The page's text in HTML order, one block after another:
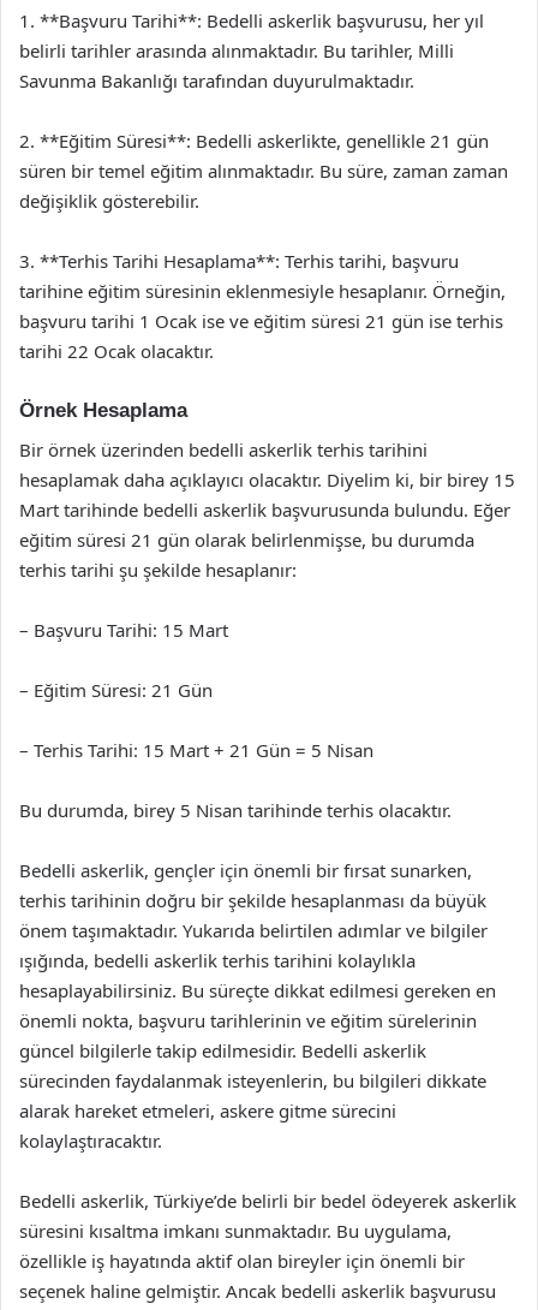
1. **Başvuru Tarihi**: Bedelli askerlik başvurusu, her yıl
belirli tarihler arasında alınmaktadır. Bu tarihler, Milli
Savunma Bakanlığı tarafından duyurulmaktadır.
2. **Eğitim Süresi**: Bedelli askerlikte, genellikle 21 gün
süren bir temel eğitim alınmaktadır. Bu süre, zaman zaman
değişiklik gösterebilir.
3. **Terhis Tarihi Hesaplama**: Terhis tarihi, başvuru
tarihine eğitim süresinin eklenmesiyle hesaplanır. Örneğin,
başvuru tarihi 1 Ocak ise ve eğitim süresi 21 gün ise terhis
tarihi 22 Ocak olacaktır.
Örnek Hesaplama
Bir örnek üzerinden bedelli askerlik terhis tarihini
hesaplamak daha açıklayıcı olacaktır. Diyelim ki, bir birey 15
Mart tarihinde bedelli askerlik başvurusunda bulundu. Eğer
eğitim süresi 21 gün olarak belirlenmişse, bu durumda
terhis tarihi şu şekilde hesaplanır:
– Başvuru Tarihi: 15 Mart
– Eğitim Süresi: 21 Gün
– Terhis Tarihi: 15 Mart + 21 Gün = 5 Nisan
Bu durumda, birey 5 Nisan tarihinde terhis olacaktır.
Bedelli askerlik, gençler için önemli bir fırsat sunarken,
terhis tarihinin doğru bir şekilde hesaplanması da büyük
önem taşımaktadır. Yukarıda belirtilen adımlar ve bilgiler
ışığında, bedelli askerlik terhis tarihini kolaylıkla
hesaplayabilirsiniz. Bu süreçte dikkat edilmesi gereken en
önemli nokta, başvuru tarihlerinin ve eğitim sürelerinin
güncel bilgilerle takip edilmesidir. Bedelli askerlik
sürecinden faydalanmak isteyenlerin, bu bilgileri dikkate
alarak hareket etmeleri, askere gitme sürecini
kolaylaştıracaktır.
Bedelli askerlik, Türkiye’de belirli bir bedel ödeyerek askerlik
süresini kısaltma imkanı sunmaktadır. Bu uygulama,
özellikle iş hayatında aktif olan bireyler için önemli bir
seçenek haline gelmiştir. Ancak bedelli askerlik başvurusu